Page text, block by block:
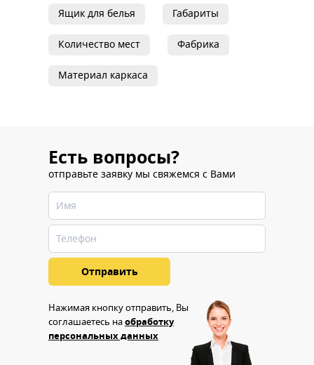
Ящик для белья Габариты
Количество мест Фабрика
Материал каркаса
Есть вопросы?
отправьте заявку мы свяжемся с Вами
Нажимая кнопку отправить, Вы
соглашаетесь наобработку
персональных данных